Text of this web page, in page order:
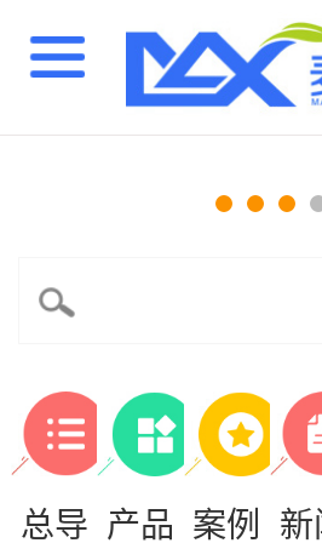
总导 产品 案例 新